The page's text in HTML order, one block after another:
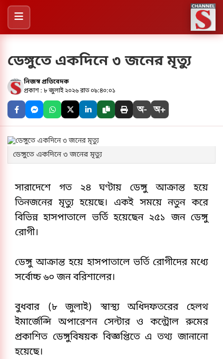
ডেঙ্গুতে একদিনে ৩ জনের মৃত্যু
নিজস্ব প্রতিবেদক
প্রকাশ : ৮ জুলাই ২০২৬ রাত ০৯:৪০:০১
অ- অ+
ডেঙ্গুতে একদিনে ৩ জনের মৃত্যু
সারাদেশে গত ২৪ ঘণ্টায় ডেঙ্গু আক্রান্ত হয়ে
তিনজনের মৃত্যু হয়েছে। একই সময়ে নতুন করে
বিভিন্ন হাসপাতালে ভর্তি হয়েছেন ২৫১ জন ডেঙ্গু
রোগী।
ডেঙ্গু আক্রান্ত হয়ে হাসপাতালে ভর্তি রোগীদের মধ্যে
সর্বোচ্চ ৬০ জন বরিশালের।
বুধবার (৮ জুলাই) স্বাস্থ্য অধিদফতরের হেলথ
ইমার্জেন্সি অপারেশন সেন্টার ও কন্ট্রোল রুমের
প্রকাশিত ডেঙ্গুবিষয়ক বিজ্ঞপ্তিতে এ তথ্য জানানো
হয়েছে।